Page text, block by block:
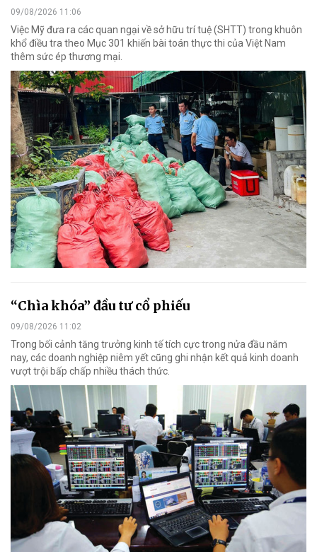
09/08/2026 11:06
Việc Mỹ đưa ra các quan ngại về sở hữu trí tuệ (SHTT) trong khuôn
khổ điều tra theo Mục 301 khiến bài toán thực thi của Việt Nam
thêm sức ép thương mại.
“Chìa khóa” đầu tư cổ phiếu
09/08/2026 11:02
Trong bối cảnh tăng trưởng kinh tế tích cực trong nửa đầu năm
nay, các doanh nghiệp niêm yết cũng ghi nhận kết quả kinh doanh
vượt trội bấp chấp nhiều thách thức.